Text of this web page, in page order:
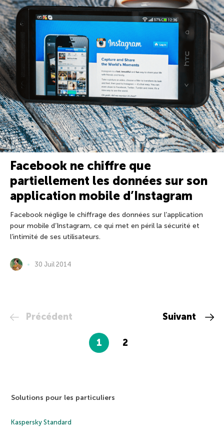
Facebook ne chiffre que
partiellement les données sur son
application mobile d’Instagram
Facebook néglige le chiffrage des données sur l’application
pour mobile d’Instagram, ce qui met en péril la sécurité et
l’intimité de ses utilisateurs.
30 Juil 2014
Précédent
1 2
Suivant
Solutions pour les particuliers
Kaspersky Standard